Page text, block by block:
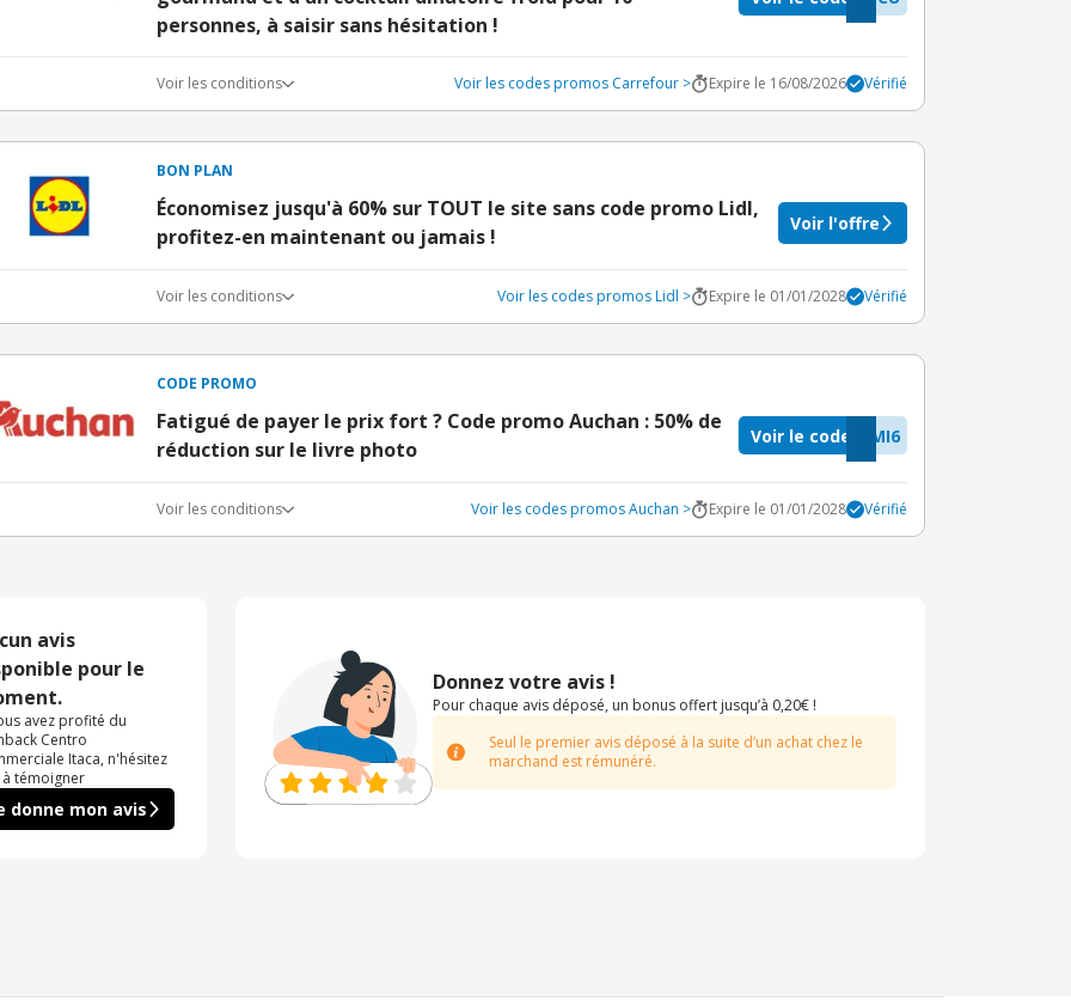
personnes, à saisir sans hésitation !
Voir les conditions Voir les codes promos Carrefour > Expire le 16/08/2026 Vérifié
BON PLAN
Économisez jusqu'à 60% sur TOUT le site sans code promo Lidl,
profitez-en maintenant ou jamais !
Voir l'offre
Voir les conditions Voir les codes promos Lidl > Expire le 01/01/2028 Vérifié
CODE PROMO
Fatigué de payer le prix fort ? Code promo Auchan : 50% de
réduction sur le livre photo
MI6
Voir le code
Voir les conditions Voir les codes promos Auchan > Expire le 01/01/2028 Vérifié
avis
pour le
avez profité du
Centro
Itaca, n'hésitez
à témoigner
donne mon avis
Donnez votre avis !
Pour chaque avis déposé, un bonus offert jusqu’à 0,20€ !
Seul le premier avis déposé à la suite d’un achat chez le
marchand est rémunéré.